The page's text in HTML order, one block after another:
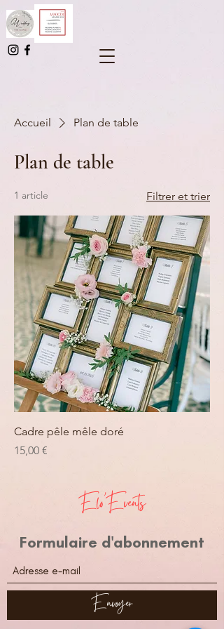
Accueil Plan de table
Plan de table
1 article Filtrer et trier
Cadre pêle mêle doré
Prix
15,00 €
Elo'Events
Formulaire d'abonnement
Envoyer